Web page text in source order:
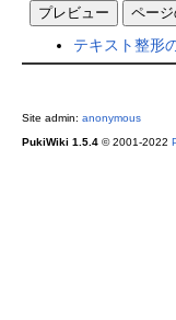
テキスト整形
Site admin: anonymous
PukiWiki 1.5.4© 2001-2022